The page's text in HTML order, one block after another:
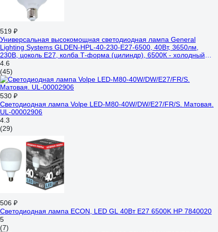
519 ₽
Универсальная высокомощная светодиодная лампа General
Lighting Systems GLDEN-HPL-40-230-E27-6500, 40Вт, 3650лм,
230В, цоколь Е27, колба Т-форма (цилиндр), 6500К - холодный
белый 660002
4.6
(45)
530 ₽
Светодиодная лампа Volpe LED-M80-40W/DW/E27/FR/S. Матовая.
UL-00002906
4.3
(29)
506 ₽
Светодиодная лампа ECON, LED GL 40Вт E27 6500K HP 7840020
5
(7)